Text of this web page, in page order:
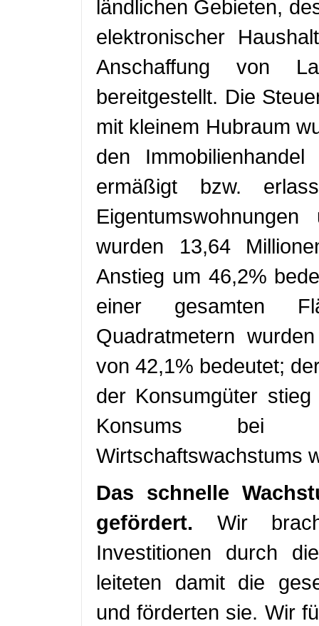
ländlichen Gebieten,
elektronischer
Anschaffung von
bereitgestellt. Die
mit kleinem Hubraum
den
ermäßigt bzw.
wurden 13,64
Anstieg um 46,2%
einer gesamten
Quadratmetern
von 42,1% bedeutet;
der Konsumgüter
Konsums bei
Wirtschaftswachstums
Das schnelle
gefördert. Wir
Investitionen durch
leiteten damit die
und förderten sie. Wir